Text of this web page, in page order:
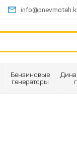
Бензиновые
генераторы